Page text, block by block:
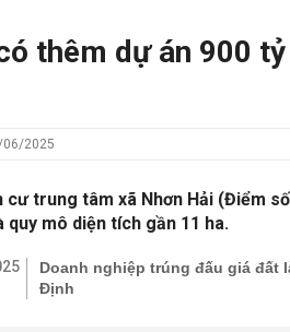
thêm dự án 900
06/2025
cư trung tâm xã Nhơn Hải (Điểm
quy mô diện tích gần 11 ha.
Doanh nghiệp trúng đấu giá đất
Định